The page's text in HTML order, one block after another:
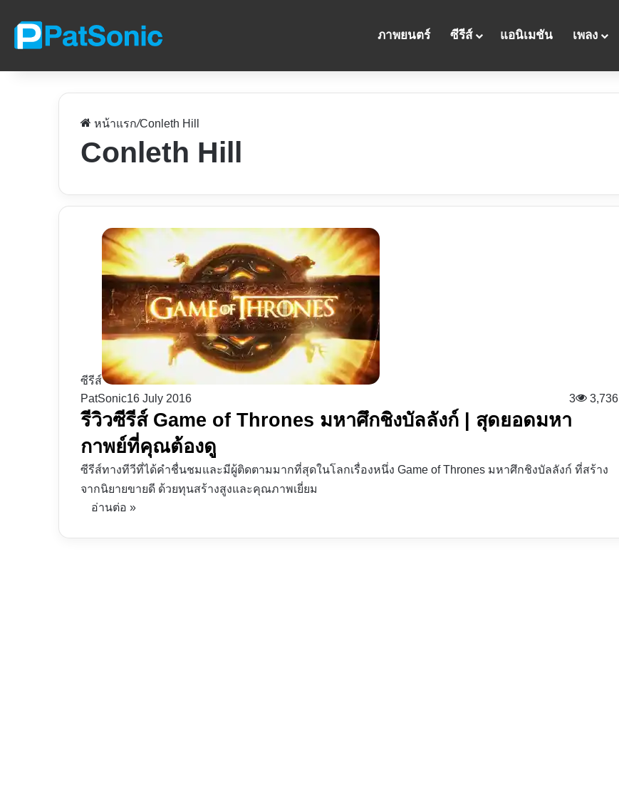
ภาพยนตร์ ซีรีส์ แอนิเมชัน เพลง
หน้าแรก/Conleth Hill
Conleth Hill
ซีรีส์
PatSonic16 July 2016 3 3,736
รีวิวซีรีส์ Game of Thrones มหาศึกชิงบัลลังก์ | สุดยอดมหา
กาพย์ที่คุณต้องดู
ซีรีส์ทางทีวีที่ได้คำชื่นชมและมีผู้ติดตามมากที่สุดในโลกเรื่องหนึ่ง Game of Thrones มหาศึกชิงบัลลังก์ ที่สร้าง
จากนิยายขายดี ด้วยทุนสร้างสูงและคุณภาพเยี่ยม
อ่านต่อ »